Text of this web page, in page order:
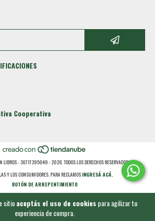
sitioaceptás el uso de cookies para agilizar tu
experiencia de compra.
Cooperativa
LIBROS - 30717395049 - 2026. TODOS LOS DERECHOS RESERVADOS.
Y LOS CONSUMIDORES. PARA RECLAMOS INGRESÁ ACÁ.
BOTÓN DE ARREPENTIMIENTO